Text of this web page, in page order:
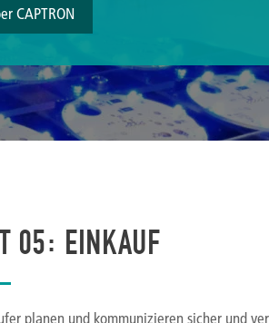
CAPTRON
05: EINKAUF
planen und kommunizieren sicher und